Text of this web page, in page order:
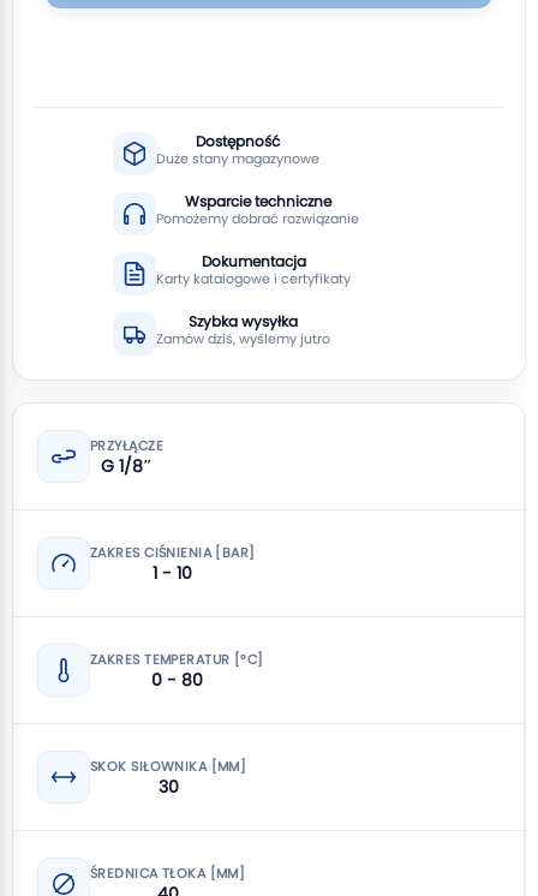
Dostępność
Duże stany magazynowe
Wsparcie techniczne
Pomożemy dobrać rozwiązanie
Dokumentacja
Karty katalogowe i certyfikaty
Szybka wysyłka
Zamów dziś, wyślemy jutro
PRZYŁĄCZE
G 1/8″
ZAKRES CIŚNIENIA [BAR]
1 - 10
ZAKRES TEMPERATUR [°C]
0 - 80
SKOK SIŁOWNIKA [MM]
30
ŚREDNICA TŁOKA [MM]